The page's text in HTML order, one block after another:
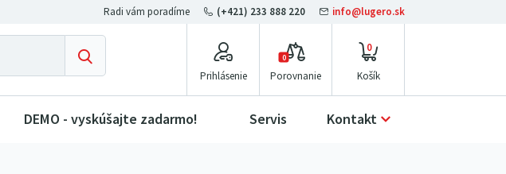
Prihlásenie Porovnanie
0
0
Kontakt
DEMO - vyskúšajte zadarmo! Servis
(+421) 233 888 220 info@lugero.sk